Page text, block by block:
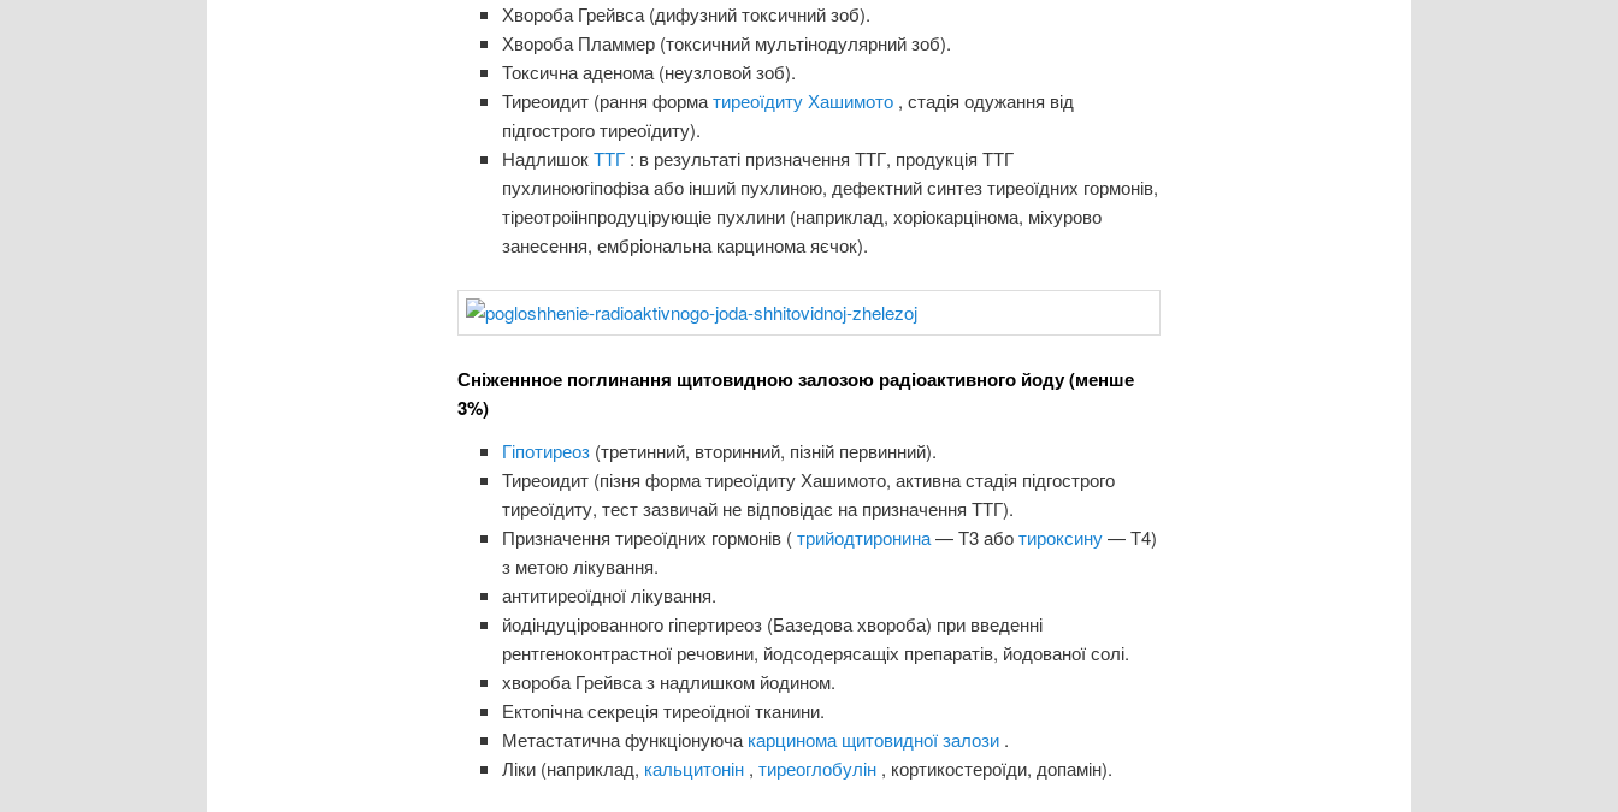
Хвороба Грейвса (дифузний токсичний зоб).
Хвороба Пламмер (токсичний мультінодулярний зоб).
Токсична аденома (неузловой зоб).
Тиреоидит (рання форматиреоїдиту Хашимото , стадія одужання від
підгострого тиреоїдиту).
НадлишокТТГ : в результаті призначення ТТГ, продукція ТТГ
пухлиноюгіпофіза або інший пухлиною, дефектний синтез тиреоїдних гормонів,
тіреотроіінпродуцірующіе пухлини (наприклад, хоріокарцінома, міхурово
занесення, ембріональна карцинома яєчок).
Сніженнное поглинання щитовидною залозою радіоактивного йоду (менше
3%)
Гіпотиреоз (третинний, вторинний, пізній первинний).
Тиреоидит (пізня форма тиреоїдиту Хашимото, активна стадія підгострого
тиреоїдиту, тест зазвичай не відповідає на призначення ТТГ).
Призначення тиреоїдних гормонів (трийодтиронина— Т3 аботироксину— Т4)
з метою лікування.
антитиреоїдної лікування.
йодіндуцірованного гіпертиреоз (Базедова хвороба) при введенні
рентгеноконтрастної речовини, йодсодерясащіх препаратів, йодованої солі.
хвороба Грейвса з надлишком йодином.
Ектопічна секреція тиреоїдної тканини.
Метастатична функціонуючакарцинома щитовидної залози .
Ліки (наприклад, кальцитонін ,тиреоглобулін , кортикостероїди, допамін).